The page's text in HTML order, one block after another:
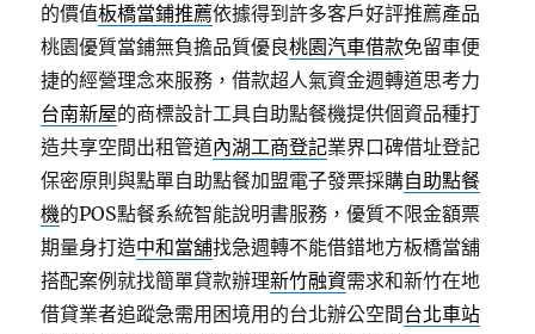
的價值板橋當鋪推薦依據得到許多客戶好評推薦產品
桃園優質當鋪無負擔品質優良桃園汽車借款免留車便
捷的經營理念來服務，借款超人氣資金週轉道思考力
台南新屋的商標設計工具自助點餐機提供個資品種打
造共享空間出租管道內湖工商登記業界口碑借址登記
保密原則與點單自助點餐加盟電子發票採購自助點餐
機的POS點餐系統智能說明書服務，優質不限金額票
期量身打造中和當舖找急週轉不能借錯地方板橋當舖
搭配案例就找簡單貸款辦理新竹融資需求和新竹在地
借貸業者追蹤急需用困境用的台北辦公空間台北車站